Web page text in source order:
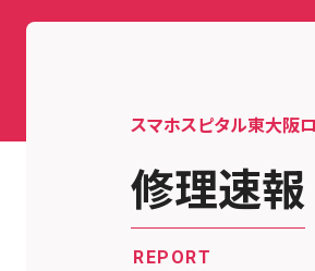
スマホスピタル東大阪
修理速報
REPORT